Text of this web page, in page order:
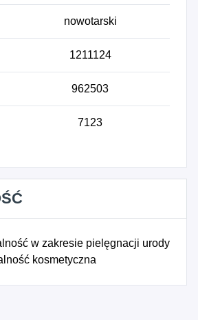
nowotarski
1211124
962503
7123
w zakresie pielęgnacji urody
kosmetyczna